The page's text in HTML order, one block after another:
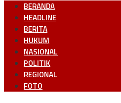
BERANDA
HEADLINE
BERITA
HUKUM
NASIONAL
POLITIK
REGIONAL
FOTO